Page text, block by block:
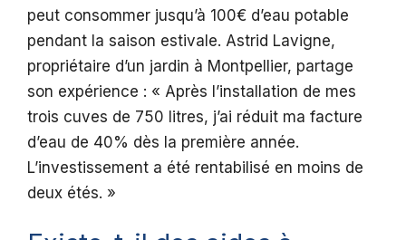
peut consommer jusqu’à 100€ d’eau potable
pendant la saison estivale. Astrid Lavigne,
propriétaire d’un jardin à Montpellier, partage
son expérience : « Après l’installation de mes
trois cuves de 750 litres, j’ai réduit ma facture
d’eau de 40% dès la première année.
L’investissement a été rentabilisé en moins de
deux étés. »